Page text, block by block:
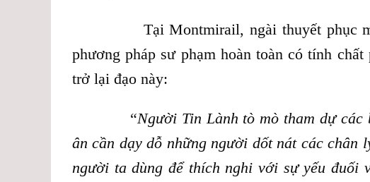
Tại Montmirail, ngài thuyết phục một
phương pháp sư phạm hoàn toàn có tính
trở lại đạo này:
“Người Tin Lành tò mò tham dự
ân cần dạy dỗ những người dốt nát các
người ta dùng để thích nghi với sự yếu đuối